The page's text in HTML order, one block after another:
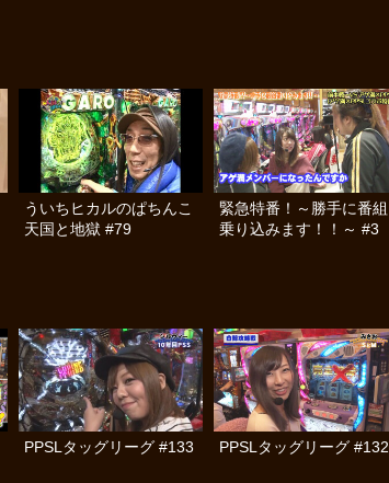
ういちヒカルのぱちんこ
天国と地獄 #79
緊急特番！～勝手に番組
乗り込みます！！～ #3
PPSLタッグリーグ #133 PPSLタッグリーグ #132